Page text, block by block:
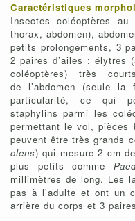
Caractéristiques
Insectes coléoptères
thorax, abdomen),
petits prolongements, 3
2 paires d’ailes : élytres
coléoptères) très
de l’abdomen (seule
particularité, ce qui
staphylins parmi les
permettant le vol, pièces
peuvent être très grands
olens) qui mesure 2 cm
plus petits comme
millimètres de long. Les
pas à l'adulte et ont un
arrière du corps et 3